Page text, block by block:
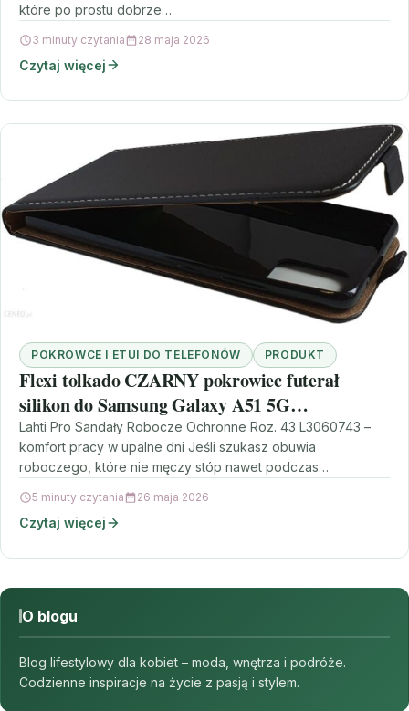
które po prostu dobrze…
3 minuty czytania 28 maja 2026
Czytaj więcej
POKROWCE I ETUI DO TELEFONÓW PRODUKT
Flexi tolkado CZARNY pokrowiec futerał
silikon do Samsung Galaxy A51 5G
(5904054811481)
Lahti Pro Sandały Robocze Ochronne Roz. 43 L3060743 –
komfort pracy w upalne dni Jeśli szukasz obuwia
roboczego, które nie męczy stóp nawet podczas…
5 minuty czytania 26 maja 2026
Czytaj więcej
O blogu
Blog lifestylowy dla kobiet – moda, wnętrza i podróże.
Codzienne inspiracje na życie z pasją i stylem.